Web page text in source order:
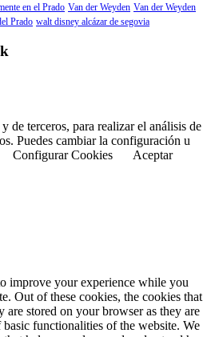
en el Prado Van der Weyden Van der Weyden
Prado walt disney alcázar de segovia
de terceros, para realizar el análisis de
Puedes cambiar la configuración u
Configurar Cookies
Aceptar
improve your experience while you
Out of these cookies, the cookies that
are stored on your browser as they are
functionalities of the website. We